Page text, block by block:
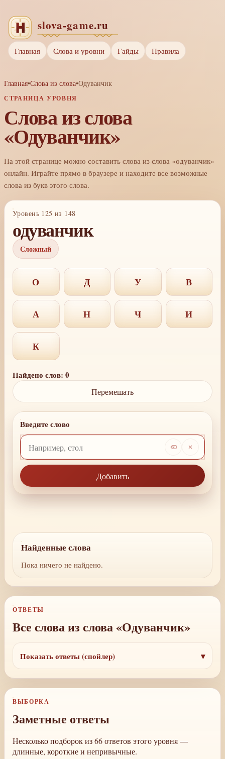
Главная Слова и уровни Гайды Правила
Главная•Слова из слова•Одуванчик
СТРАНИЦА УРОВНЯ
Слова из слова
«Одуванчик»
На этой странице можно составить слова из слова «одуванчик»
онлайн. Играйте прямо в браузере и находите все возможные
слова из букв этого слова.
Уровень 125 из 148
одуванчик
Сложный
О Д У В
А Н Ч И
К
Найдено слов: 0
Перемешать
Введите слово
Добавить
Найденные слова
Пока ничего не найдено.
ОТВЕТЫ
Все слова из слова «Одуванчик»
Показать ответы (спойлер)
ВЫБОРКА
Заметные ответы
Несколько подборок из 66 ответов этого уровня —
длинные, короткие и непривычные.